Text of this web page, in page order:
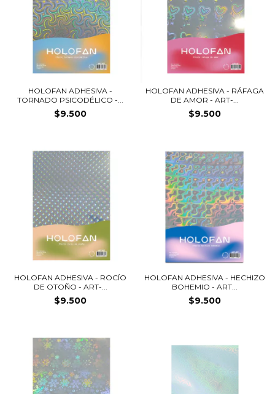
HOLOFAN ADHESIVA -
TORNADO PSICODÉLICO -...
$9.500
HOLOFAN ADHESIVA - RÁFAGA
DE AMOR - ART-...
$9.500
HOLOFAN ADHESIVA - ROCÍO
DE OTOÑO - ART-...
$9.500
HOLOFAN ADHESIVA - HECHIZO
BOHEMIO - ART...
$9.500